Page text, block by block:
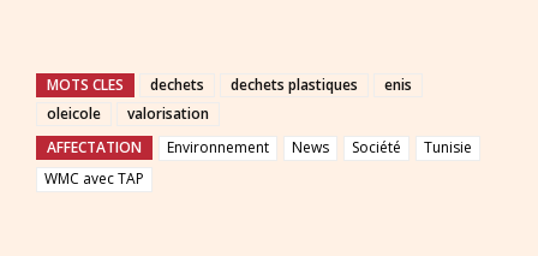
MOTS CLES dechets dechets plastiques
enis
oleicole
valorisation
AFFECTATION
Environnement News Société
Tunisie
WMC avec TAP